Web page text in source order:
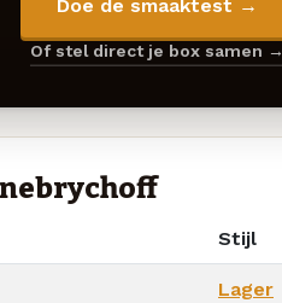
Doe de smaaktest →
Of stel direct je box samen →
Stijl
Lager